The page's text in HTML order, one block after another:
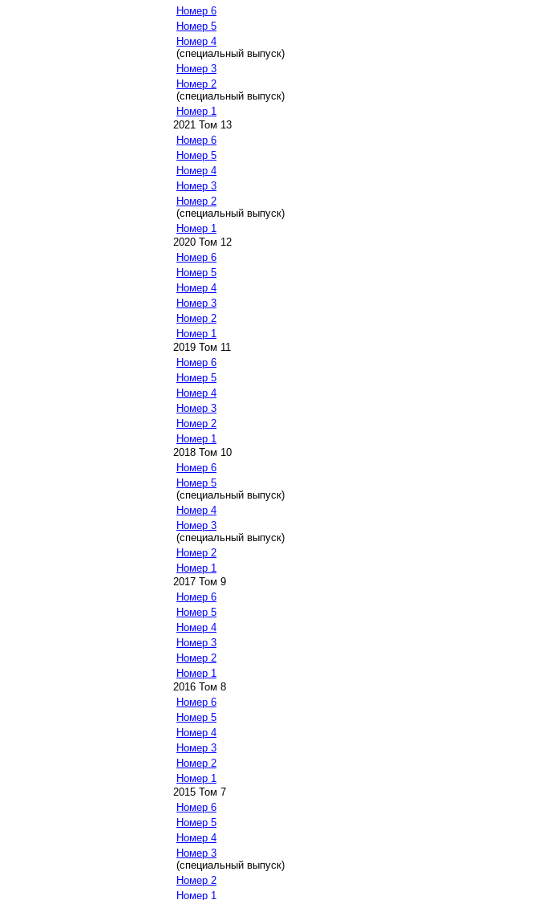
Номер 6
Номер 5
Номер 4
(специальный выпуск)
Номер 3
Номер 2
(специальный выпуск)
Номер 1
2021 Том 13
Номер 6
Номер 5
Номер 4
Номер 3
Номер 2
(специальный выпуск)
Номер 1
2020 Том 12
Номер 6
Номер 5
Номер 4
Номер 3
Номер 2
Номер 1
2019 Том 11
Номер 6
Номер 5
Номер 4
Номер 3
Номер 2
Номер 1
2018 Том 10
Номер 6
Номер 5
(специальный выпуск)
Номер 4
Номер 3
(специальный выпуск)
Номер 2
Номер 1
2017 Том 9
Номер 6
Номер 5
Номер 4
Номер 3
Номер 2
Номер 1
2016 Том 8
Номер 6
Номер 5
Номер 4
Номер 3
Номер 2
Номер 1
2015 Том 7
Номер 6
Номер 5
Номер 4
Номер 3
(специальный выпуск)
Номер 2
Номер 1